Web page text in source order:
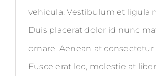
vehicula. Vestibulum et ligula
Duis placerat dolor id nunc
ornare. Aenean at consectetur
Fusce erat leo, molestie at